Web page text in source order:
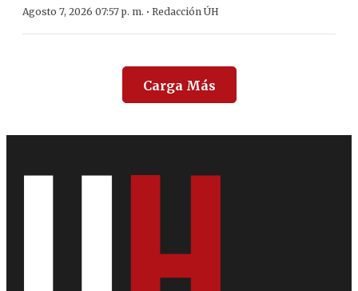
Agosto 7, 2026 07:57 p. m. · Redacción ÚH
Carga Más